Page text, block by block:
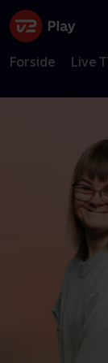
Forside Live